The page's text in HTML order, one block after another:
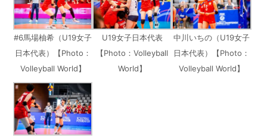
#6馬場柚希（U19女子
日本代表）【Photo：
Volleyball World】
U19女子日本代表
【Photo：Volleyball
World】
中川いちの（U19女子
日本代表）【Photo：
Volleyball World】